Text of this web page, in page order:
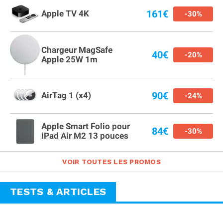
Apple TV 4K 161€ -30%
Chargeur MagSafe
Apple 25W 1m
40€ -20%
AirTag 1 (x4) 90€ -24%
Apple Smart Folio pour
iPad Air M2 13 pouces
84€ -30%
VOIR TOUTES LES PROMOS
TESTS & ARTICLES